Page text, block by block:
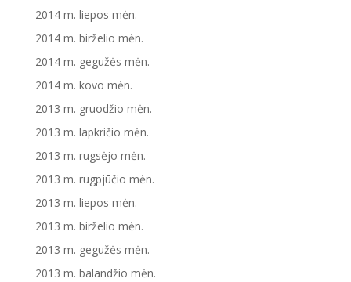
2014 m. liepos mėn.
2014 m. birželio mėn.
2014 m. gegužės mėn.
2014 m. kovo mėn.
2013 m. gruodžio mėn.
2013 m. lapkričio mėn.
2013 m. rugsėjo mėn.
2013 m. rugpjūčio mėn.
2013 m. liepos mėn.
2013 m. birželio mėn.
2013 m. gegužės mėn.
2013 m. balandžio mėn.